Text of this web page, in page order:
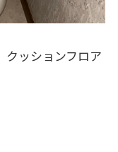
クッションフロア